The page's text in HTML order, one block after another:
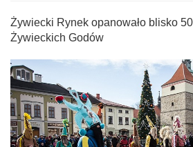
Żywiecki Rynek opanowało blisko
Żywieckich Godów